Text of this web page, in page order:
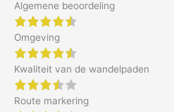
Algemene beoordeling
Omgeving
Kwaliteit van de wandelpaden
Route markering